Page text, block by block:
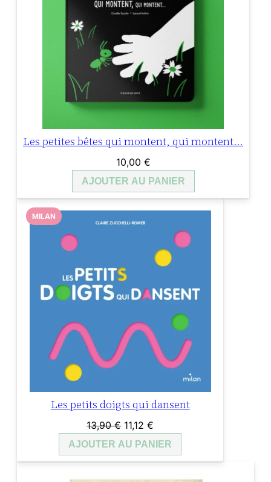
Les petites bêtes qui montent, qui montent…
10,00 €
AJOUTER AU PANIER
Les petits doigts qui dansent
MILAN
13,90€ Le
prix
initial
11,12€
prix
actuel
AJOUTER AU PANIER